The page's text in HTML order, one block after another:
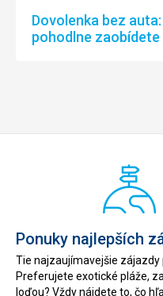
Dovolenka bez
pohodlne
Ponuky najlepších
Tie najzaujímavejšie zájazdy
Preferujete exotické pláže,
loďou? Vždy nájdete to, čo